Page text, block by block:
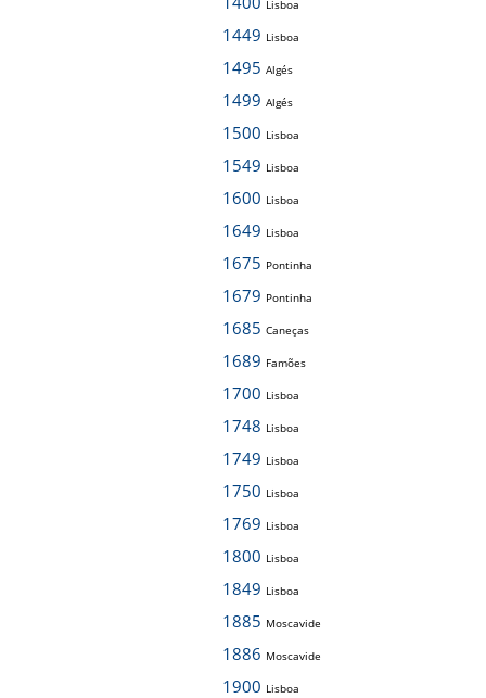
Lisboa
1449 Lisboa
1495 Algés
1499 Algés
1500 Lisboa
1549 Lisboa
1600 Lisboa
1649 Lisboa
1675 Pontinha
1679 Pontinha
1685 Caneças
1689 Famões
1700 Lisboa
1748 Lisboa
1749 Lisboa
1750 Lisboa
1769 Lisboa
1800 Lisboa
1849 Lisboa
1885 Moscavide
1886 Moscavide
1900 Lisboa